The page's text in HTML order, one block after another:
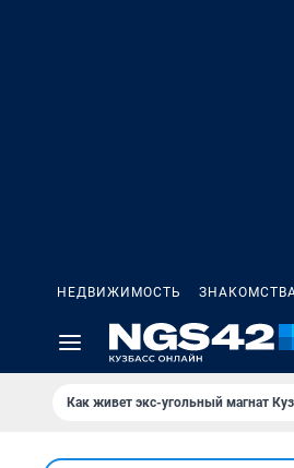
НЕДВИЖИМОСТЬ
Как живет экс-угольный магнат